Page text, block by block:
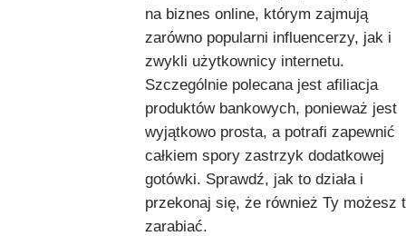
na biznes online, którym zajmują
zarówno popularni influencerzy, jak i
zwykli użytkownicy internetu.
Szczególnie polecana jest afiliacja
produktów bankowych, ponieważ jest
wyjątkowo prosta, a potrafi zapewnić
całkiem spory zastrzyk dodatkowej
gotówki. Sprawdź, jak to działa i
przekonaj się, że również Ty możesz
zarabiać.